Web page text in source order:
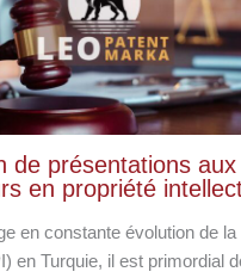
de présentations aux
en propriété
en constante évolution de la
en Turquie, il est primordial